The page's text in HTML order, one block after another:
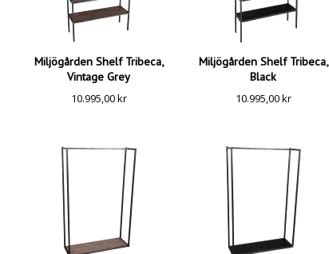
Miljögården Shelf Tribeca,
Vintage Grey
10.995,00kr
Miljögården Shelf Tribeca,
Black
10.995,00kr